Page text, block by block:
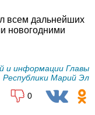
всем дальнейших
новогодними
и информации Главы
Республики Марий Эл
0